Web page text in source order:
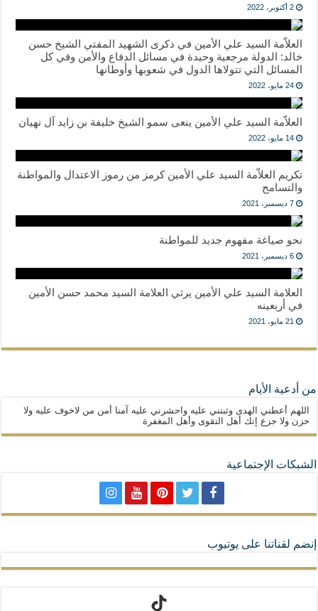
2 أكتوبر، 2022
العلاّمة السيد علي الأمين في ذكرى الشهيد المفتي الشيخ حسن
خالد: الدولة مرجعية وحيدة في مسائل الدفاع والأمن وفي كل
المسائل التي تتولاها الدول في شعوبها وأوطانها
24 مايو، 2022
العلاّمة السيد علي الأمين ينعى سمو الشيخ خليفة بن زايد آل نهيان
14 مايو، 2022
تكريم العلاّمة السيد علي الأمين كرمز من رموز الاعتدال والمواطنة
والتسامح
7 ديسمبر، 2021
نحو صياغة مفهوم جديد للمواطنة
6 ديسمبر، 2021
العلامة السيد علي الأمين يرثي العلامة السيد محمد حسن الأمين
في أربعينه
21 مايو، 2021
من أدعية الأيام
اللهم أعطني الهدى وثبتني عليه واحشرني عليه آمنا أمن من لاخوف عليه ولا
حزن ولا جزع إنك أهل التقوى وأهل المغفرة
الشبكات الإجتماعية
إنضم لقناتنا على يوتيوب
تيك توك